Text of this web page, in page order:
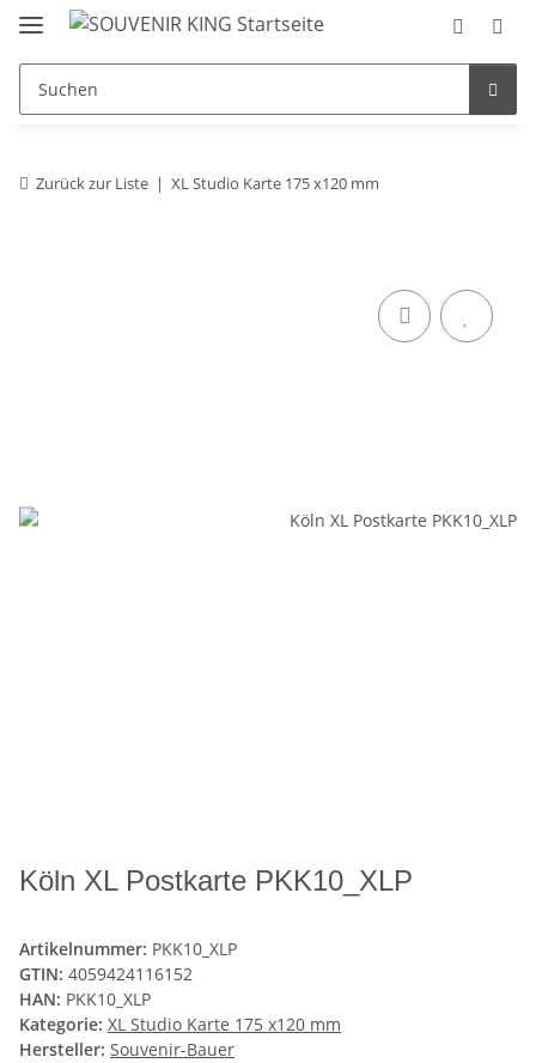
Zurück zur Liste XL Studio Karte 175 x120 mm
Köln XL Postkarte PKK10_XLP
Artikelnummer: PKK10_XLP
GTIN: 4059424116152
HAN: PKK10_XLP
Kategorie: XL Studio Karte 175 x120 mm
Hersteller: Souvenir-Bauer